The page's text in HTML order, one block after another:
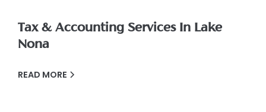
Tax & Accounting Services In Lake
Nona
READ MORE